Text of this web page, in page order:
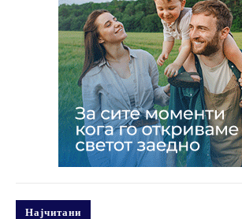
Најчитани